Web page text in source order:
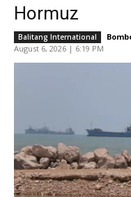
Hormuz
Balitang International
August 6, 2026 | 6:19 PM